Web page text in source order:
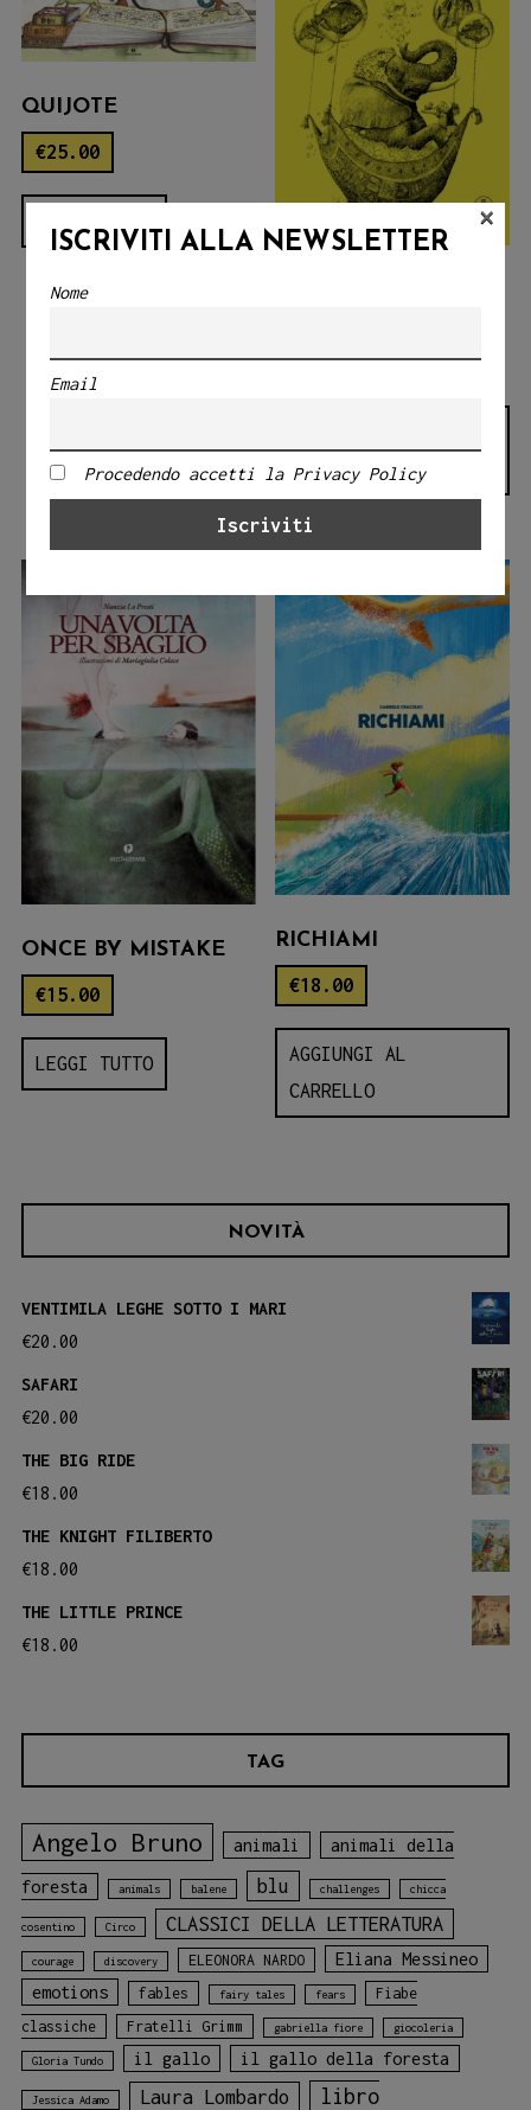
QUIJOTE
€25.00
€18.00
CARRELLO
ONCE BY MISTAKE
€15.00
LEGGI TUTTO
RICHIAMI
€18.00
AGGIUNGI AL
CARRELLO
NOVITÀ
VENTIMILA LEGHE SOTTO I MARI
€20.00
SAFARI
€20.00
THE BIG RIDE
€18.00
THE KNIGHT FILIBERTO
€18.00
THE LITTLE PRINCE
€18.00
TAG
Angelo Bruno animali animali della
foresta animals balene blu challenges chicca
cosentino Circo CLASSICI DELLA LETTERATURA
courage discovery ELEONORA NARDO
Eliana Messineo
emotions
fables fairy tales fears
Fiabe
classiche
Fratelli Grimm gabriella fiore giocoleria
Gloria Tundo il gallo il gallo della foresta
Jessica Adamo Laura Lombardo
libro
ISCRIVITI ALLA NEWSLETTER
Nome
Email
Procedendo accetti la Privacy Policy
×